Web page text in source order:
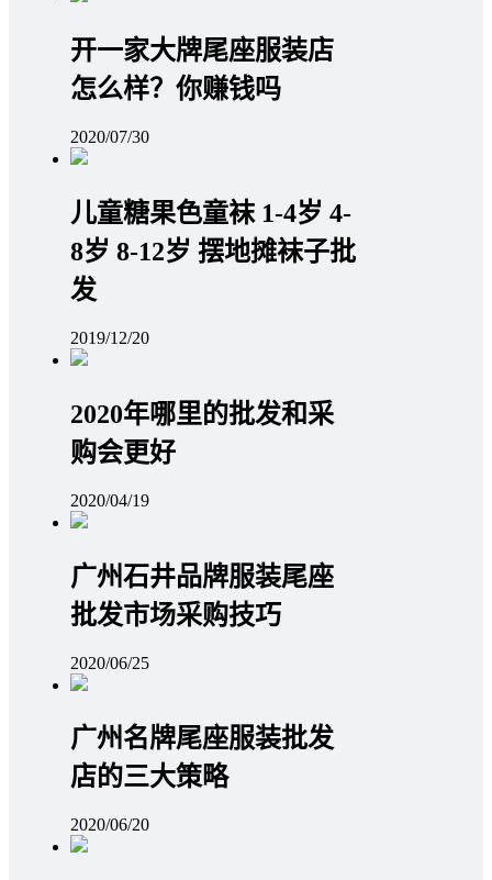
开一家大牌尾座服装店
怎么样？你赚钱吗
2020/07/30
儿童糖果色童袜 1-4岁 4-
8岁 8-12岁 摆地摊袜子批
发
2019/12/20
2020年哪里的批发和采
购会更好
2020/04/19
广州石井品牌服装尾座
批发市场采购技巧
2020/06/25
广州名牌尾座服装批发
店的三大策略
2020/06/20